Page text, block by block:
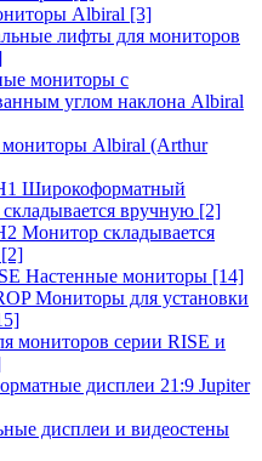
Albiral [3]
лифты для мониторов
мониторы с
углом наклона Albiral
Albiral (Arthur
Широкоформатный
вручную [2]
Монитор складывается
[2]
Настенные мониторы [14]
Мониторы для установки
мониторов серии RISE и
дисплеи 21:9 Jupiter
дисплеи и видеостены